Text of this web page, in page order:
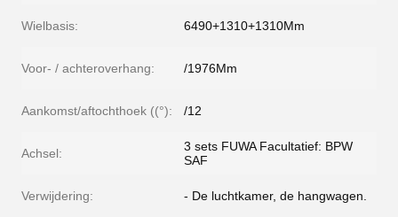
Wielbasis: 6490+1310+1310Mm
Voor- / achteroverhang: /1976Mm
Aankomst/aftochthoek ((°): /12
Achsel:
3 sets FUWA Facultatief: BPW
SAF
Verwijdering: - De luchtkamer, de hangwagen.